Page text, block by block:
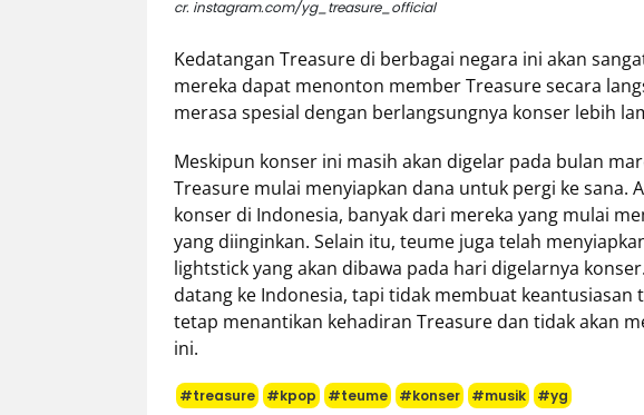
cr. instagram.com/yg_treasure_official
Kedatangan Treasure di berbagai negara ini akan
mereka dapat menonton member Treasure secara
merasa spesial dengan berlangsungnya konser lebih
Meskipun konser ini masih akan digelar pada bulan
Treasure mulai menyiapkan dana untuk pergi ke sana.
konser di Indonesia, banyak dari mereka yang mulai
yang diinginkan. Selain itu, teume juga telah
lightstick yang akan dibawa pada hari digelarnya
datang ke Indonesia, tapi tidak membuat keantusiasan
tetap menantikan kehadiran Treasure dan tidak akan
ini.
#treasure #kpop #teume #konser #musik #yg